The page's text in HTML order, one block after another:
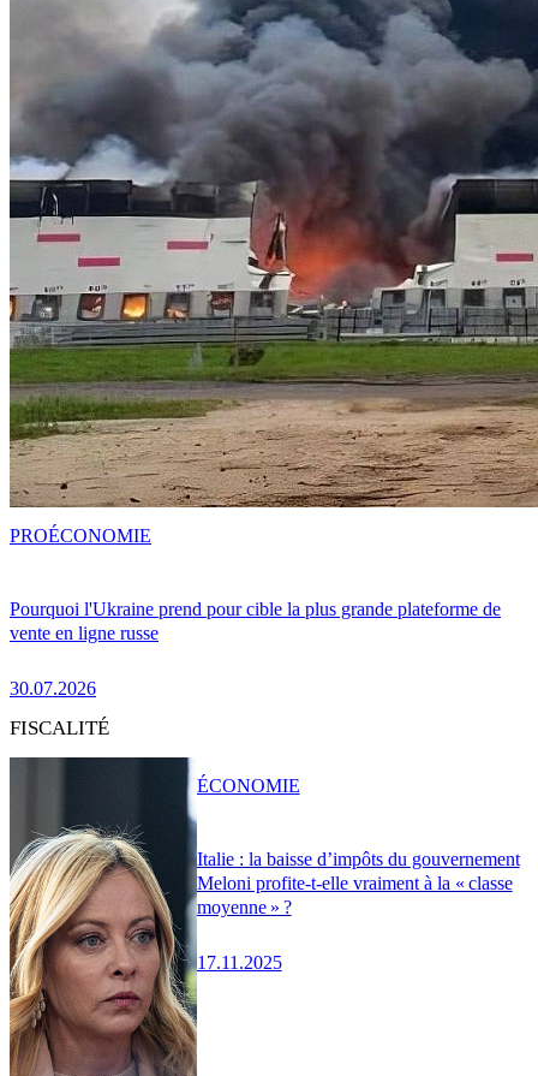
Pourquoi l'Ukraine prend pour cible la plus grande plateforme de
vente en ligne russe
30.07.2026
PROÉCONOMIE
FISCALITÉ
Italie : la baisse d’impôts du gouvernement
Meloni profite-t-elle vraiment à la « classe
moyenne » ?
17.11.2025
ÉCONOMIE